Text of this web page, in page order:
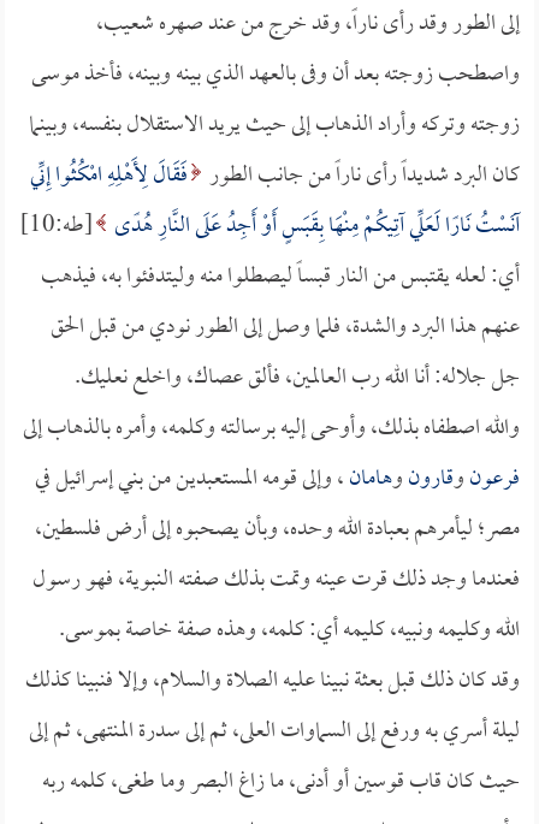
إلى الطور وقد رأى ناراً، وقد خرج من عند صهره شعيب،
واصطحب زوجته بعد أن وفى بالعهد الذي بينه وبينه، فأخذ موسى
زوجته وتركه وأراد الذهاب إلى حيث يريد الاستقلال بنفسه، وبينما
كان البرد شديداً رأى ناراً من جانب الطور فَقَالَ لِأَهْلِهِ امْكُثُوا إِنِّي
آنَسْتُ نَارًا لَعَلِّي آتِيكُمْ مِنْهَا بِقَبَسٍ أَوْ أَجِدُ عَلَى النَّارِ هُدًى
[طه:10]
أي: لعله يقتبس من النار قبساً ليصطلوا منه وليتدفئوا به، فيذهب
عنهم هذا البرد والشدة، فلما وصل إلى الطور نودي من قبل الحق
جل جلاله: أنا الله رب العالمين، فألق عصاك، واخلع نعليك.
والله اصطفاه بذلك، وأوحى إليه برسالته وكلمه، وأمره بالذهاب إلى
فرعونوقارونوهامان، وإلى قومه المستعبدين من بني إسرائيل في
مصر؛ ليأمرهم بعبادة الله وحده، وبأن يصحبوه إلى أرض فلسطين،
فعندما وجد ذلك قرت عينه وتمت بذلك صفته النبوية، فهو رسول
الله وكليمه ونبيه، كليمه أي: كلمه، وهذه صفة خاصة بموسى.
وقد كان ذلك قبل بعثة نبينا عليه الصلاة والسلام، وإلا فنبينا كذلك
ليلة أسري به ورفع إلى السماوات العلى، ثم إلى سدرة المنتهى، ثم إلى
حيث كان قاب قوسين أو أدنى، ما زاغ البصر وما طغى، كلمه ربه